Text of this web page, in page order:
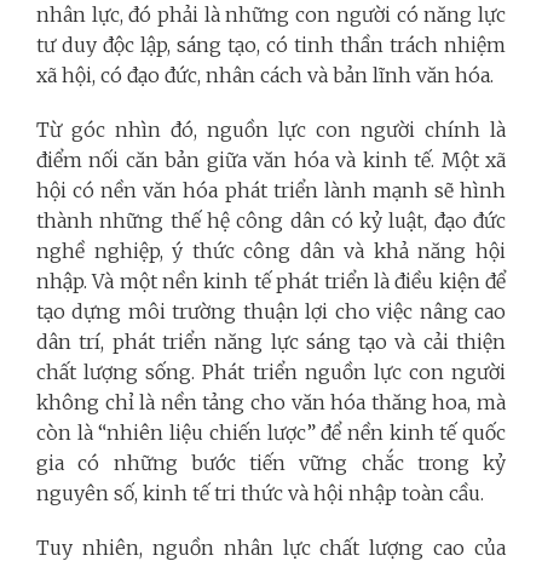
nhân lực, đó phải là những con người có năng lực
tư duy độc lập, sáng tạo, có tinh thần trách nhiệm
xã hội, có đạo đức, nhân cách và bản lĩnh văn hóa.
Từ góc nhìn đó, nguồn lực con người chính là
điểm nối căn bản giữa văn hóa và kinh tế. Một xã
hội có nền văn hóa phát triển lành mạnh sẽ hình
thành những thế hệ công dân có kỷ luật, đạo đức
nghề nghiệp, ý thức công dân và khả năng hội
nhập. Và một nền kinh tế phát triển là điều kiện để
tạo dựng môi trường thuận lợi cho việc nâng cao
dân trí, phát triển năng lực sáng tạo và cải thiện
chất lượng sống. Phát triển nguồn lực con người
không chỉ là nền tảng cho văn hóa thăng hoa, mà
còn là “nhiên liệu chiến lược” để nền kinh tế quốc
gia có những bước tiến vững chắc trong kỷ
nguyên số, kinh tế tri thức và hội nhập toàn cầu.
Tuy nhiên, nguồn nhân lực chất lượng cao của